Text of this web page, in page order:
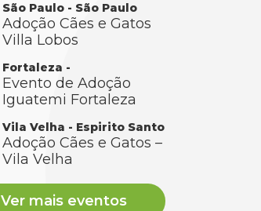
São Paulo - São Paulo
Adoção Cães e Gatos
Villa Lobos
Fortaleza -
Evento de Adoção
Iguatemi Fortaleza
Vila Velha - Espirito Santo
Adoção Cães e Gatos –
Vila Velha
Ver mais eventos